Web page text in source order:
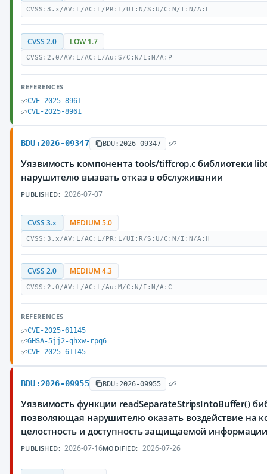
CVSS:3.x/AV:L/AC:L/PR:L/UI:N/S:U/C:N/I:N/A:L
CVSS 2.0 LOW 1.7
CVSS:2.0/AV:L/AC:L/Au:S/C:N/I:N/A:P
REFERENCES
CVE-2025-8961
CVE-2025-8961
BDU:2026-09347 BDU:2026-09347
Уязвимость компонента tools/tiffcrop.c библиотеки
нарушителю вызвать отказ в обслуживании
PUBLISHED: 2026-07-07
CVSS 3.x MEDIUM 5.0
CVSS:3.x/AV:L/AC:L/PR:L/UI:R/S:U/C:N/I:N/A:H
CVSS 2.0 MEDIUM 4.3
CVSS:2.0/AV:L/AC:L/Au:M/C:N/I:N/A:C
REFERENCES
CVE-2025-61145
GHSA-5jj2-qhxw-rpq6
CVE-2025-61145
BDU:2026-09955 BDU:2026-09955
Уязвимость функции readSeparateStripsIntoBuffer()
позволяющая нарушителю оказать воздействие на
целостность и доступность защищаемой
PUBLISHED: 2026-07-16MODIFIED: 2026-07-26